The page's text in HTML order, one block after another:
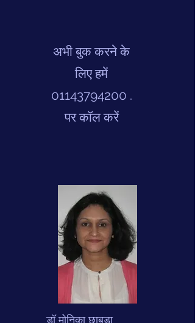
डॉ मोनिका छाबड़ा
अभी बुक करने के
लिए हमें
01143794200 .
पर कॉल करें